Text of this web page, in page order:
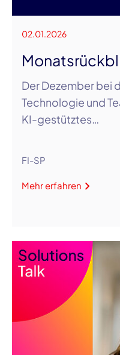
02.01.2026
Der Dezember bei
Technologie und
KI-gestütztes…
FI-SP
Mehr erfahren